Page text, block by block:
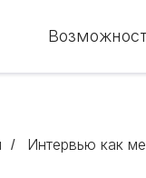
/ Интервью как